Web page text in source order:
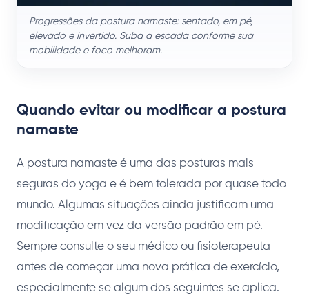
Progressões da postura namaste: sentado, em pé,
elevado e invertido. Suba a escada conforme sua
mobilidade e foco melhoram.
Quando evitar ou modificar a postura
namaste
A postura namaste é uma das posturas mais
seguras do yoga e é bem tolerada por quase todo
mundo. Algumas situações ainda justificam uma
modificação em vez da versão padrão em pé.
Sempre consulte o seu médico ou fisioterapeuta
antes de começar uma nova prática de exercício,
especialmente se algum dos seguintes se aplica.